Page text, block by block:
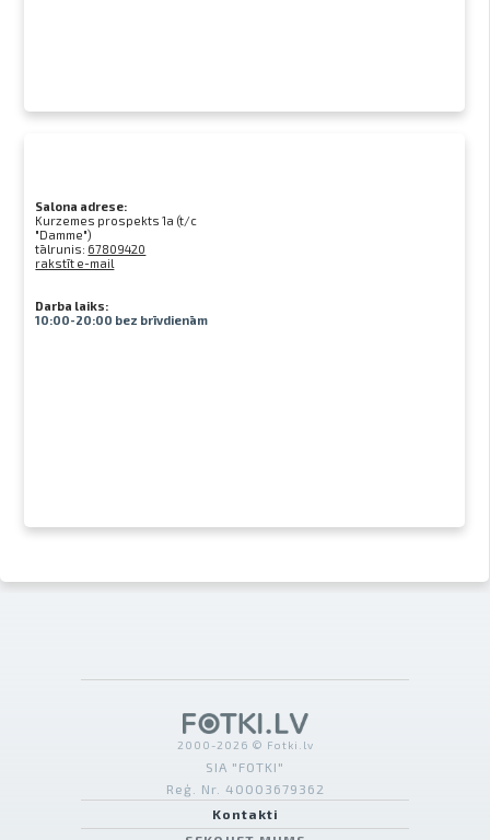
Salona adrese:
Kurzemes prospekts 1a (t/c
"Damme")
tālrunis: 67809420
rakstīt e-mail
Darba laiks:
10:00-20:00 bez brīvdienām
2000-2026 © Fotki.lv
SIA "FOTKI"
Reģ. Nr. 40003679362
Kontakti